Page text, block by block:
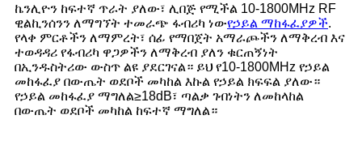
ኬንሊዮን ከፍተኛ ጥራት ያለው፣ ሊበጅ የሚችል 10-1800MHz RF
ዊልኪንሰንን ለማግኘት ተመራጭ ፋብሪካ ነውየኃይል ማከፋፈያዎች.
የላቀ ምርቶችን ለማምረት፣ ሰፊ የማበጀት አማራጮችን ለማቅረብ እና
ተወዳዳሪ የፋብሪካ ዋጋዎችን ለማቅረብ ያለን ቁርጠኝነት
በኢንዱስትሪው ውስጥ ልዩ ያደርገናል። ይህ የ10-1800MHz የኃይል
መከፋፈያ በውጤት ወደቦች መካከል እኩል የኃይል ክፍፍል ያለው።
የኃይል መከፋፈያ ማግለል≥18dB፣ ጣልቃ ገብነትን ለመከላከል
በውጤት ወደቦች መካከል ከፍተኛ ማግለል።